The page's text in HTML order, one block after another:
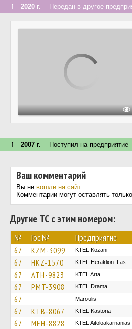
↑ 2020 г. Передан в другое
↑ 2007 г. Поступил на предприятие
Ваш комментарий
Вы не вошли на сайт.
Комментарии могут оставлять
Другие ТС с этим номером:
№ Гос.№ Предприятие
67 KZM-3099 ΚΤΕL Kozani
67 HKZ-1570 KTEL Heraklion–Las.
67 ATH-9823 KTEL Arta
67 PMT-3908 KTEL Drama
67 Maroulis
67 KTB-8067 KTEL Kastoria
67 MEH-8828 KTEL Aitoloakarnanias